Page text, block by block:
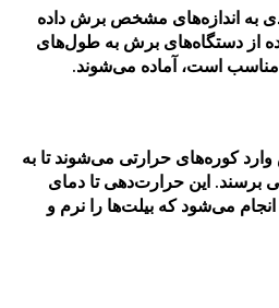
به اندازه‌های مشخص برش داده
از دستگاه‌های برش به طول‌های
است، آماده می‌شوند.
کوره‌های حرارتی می‌شوند تا به
برسند. این حرارت‌دهی تا دمای
انجام می‌شود که بیلت‌ها را نرم و